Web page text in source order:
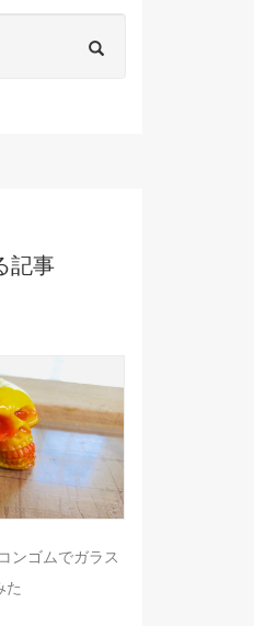
記事
ンゴムでガラス
た